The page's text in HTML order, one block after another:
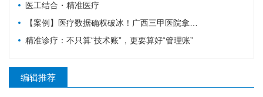
医工结合・精准医疗
【案例】医疗数据确权破冰！广西三甲医院拿下双项专科数据产权证书，解锁智慧医疗新赛道
精准诊疗：不只算“技术账”，更要算好“管理账”
编辑推荐